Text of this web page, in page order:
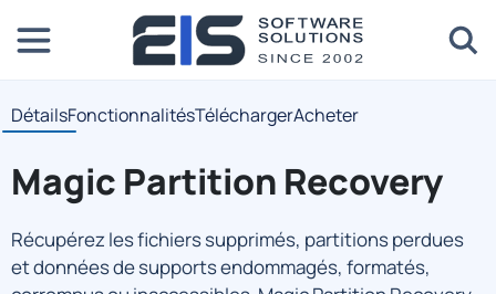
DétailsFonctionnalitésTéléchargerAcheter
Magic Partition Recovery
Récupérez les fichiers supprimés, partitions perdues
et données de supports endommagés, formatés,